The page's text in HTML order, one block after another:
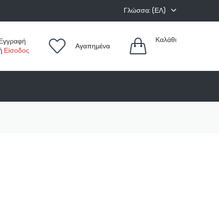
Γλώσσα: (ΕΛ)
Είσοδος
Αγαπημένα
Καλάθι